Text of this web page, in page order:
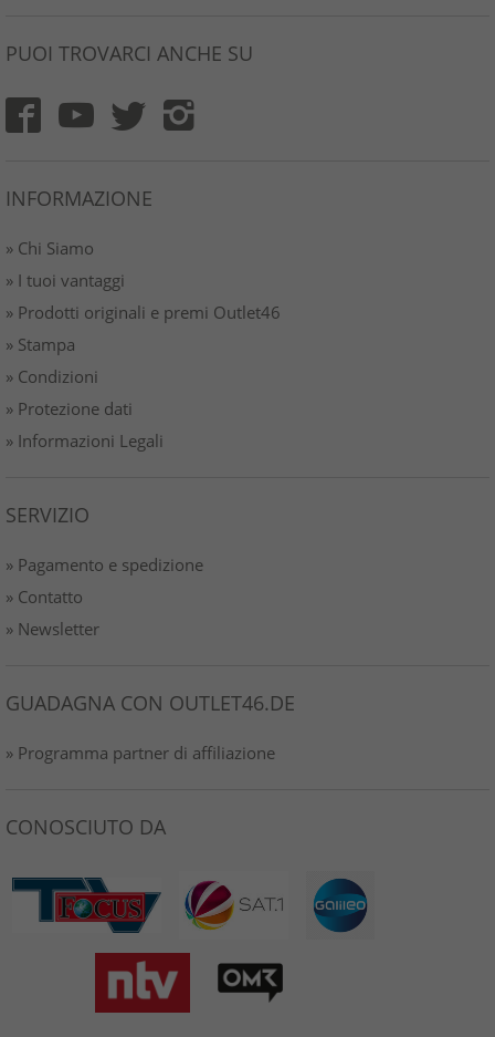
PUOI TROVARCI ANCHE SU
INFORMAZIONE
» Chi Siamo
» I tuoi vantaggi
» Prodotti originali e premi Outlet46
» Stampa
» Condizioni
» Protezione dati
» Informazioni Legali
SERVIZIO
» Pagamento e spedizione
» Contatto
» Newsletter
GUADAGNA CON OUTLET46.DE
» Programma partner di affiliazione
CONOSCIUTO DA